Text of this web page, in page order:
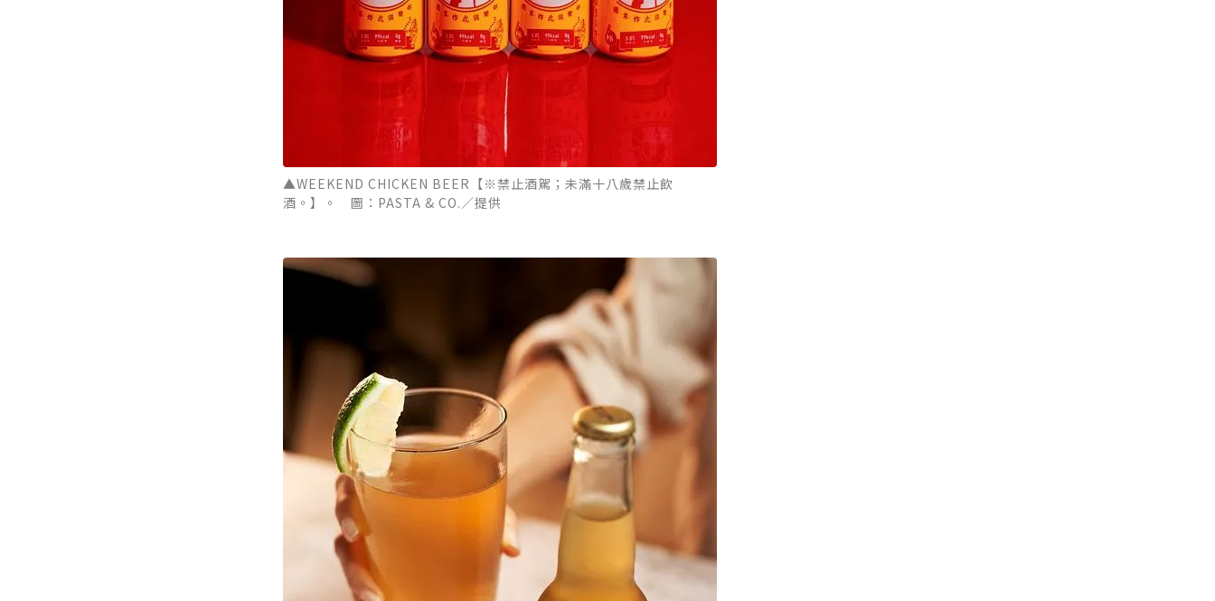
▲WEEKEND CHICKEN BEER【※禁止酒駕；未滿十八歲禁止飲
酒。】。 圖：PASTA & CO.／提供